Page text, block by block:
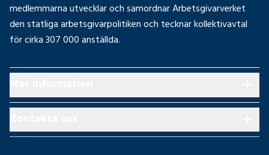
medlemmarna utvecklar och samordnar Arbetsgivarverket
den statliga arbetsgivarpolitiken och tecknar kollektivavtal
för cirka 307 000 anställda.